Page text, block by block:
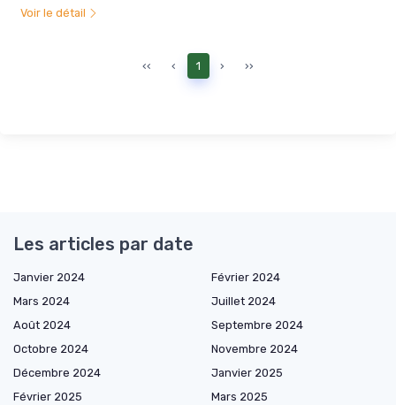
Voir le détail
‹‹ ‹ 1 › ››
Les articles par date
Janvier 2024
Février 2024
Mars 2024
Juillet 2024
Août 2024
Septembre 2024
Octobre 2024
Novembre 2024
Décembre 2024
Janvier 2025
Février 2025
Mars 2025